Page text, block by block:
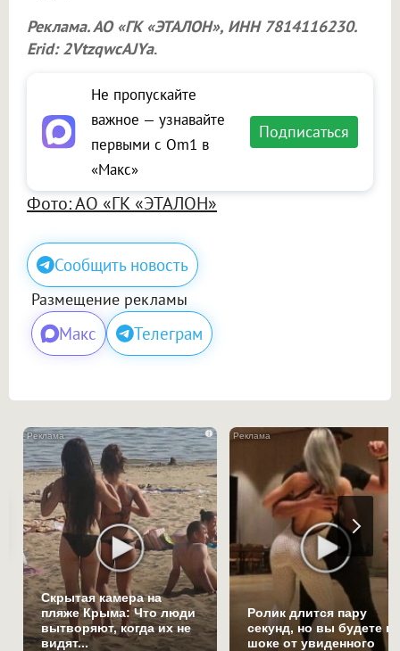
Реклама. АО «ГК «ЭТАЛОН», ИНН 7814116230.
Erid: 2VtzqwcAJYa.
Не пропускайте
важное — узнавайте
первыми с Om1 в
«Макс»
Подписаться
Фото: АО «ГК «ЭТАЛОН»
Сообщить новость
Размещение рекламы
Макс Телеграм
i
Скрытая камера на
пляже Крыма: Что люди
вытворяют, когда их не
видят...
Ролик длится пару
секунд, но вы будете в
шоке от увиденного